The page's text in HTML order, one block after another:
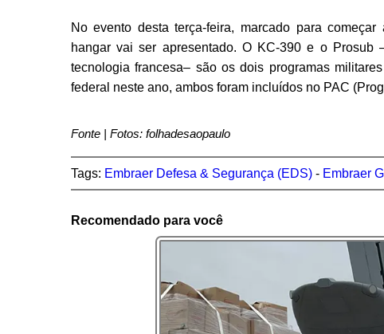
No evento desta terça-feira, marcado para
hangar vai ser apresentado. O KC-390 e o Prosub
tecnologia francesa– são os dois programas
federal neste ano, ambos foram incluídos no PAC
Fonte | Fotos: folhadesaopaulo
Tags: Embraer Defesa & Segurança (EDS)- Embraer
Recomendado para você